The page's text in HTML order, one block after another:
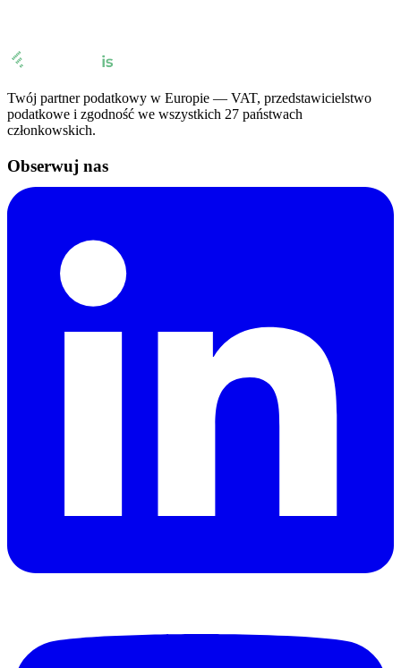
Twój partner podatkowy w Europie — VAT, przedstawicielstwo
podatkowe i zgodność we wszystkich 27 państwach
członkowskich.
Obserwuj nas